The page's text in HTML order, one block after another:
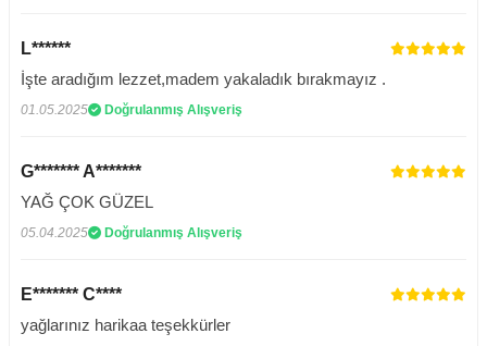
L******
İşte aradığım lezzet,madem yakaladık bırakmayız .
01.05.2025 Doğrulanmış Alışveriş
G******* A*******
YAĞ ÇOK GÜZEL
05.04.2025 Doğrulanmış Alışveriş
E******* C****
yağlarınız harikaa teşekkürler